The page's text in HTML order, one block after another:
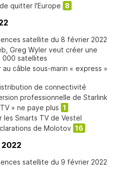
quitter l'Europe 8
satellite du 8 février 2022
Greg Wyler veut créer une
000 satellites
câble sous-marin « express »
de connectivité
professionnelle de Starlink
» ne paye plus 1
les Smarts TV de Vestel
de Molotov 16
satellite du 9 février 2022